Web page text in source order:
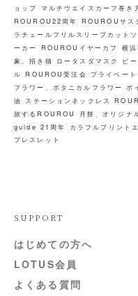
ョップ マルチウエイスカーフ巻き
ROUROU22周年 ROUROUサス
ラチュールフリルスリーブカット
ーカー ROUROUイヤーカフ 横
象、招き猫 ロータスダマスク ビ
ル ROUROU受注会 プライベート
フラワー、ボタニカルフラワー ポ
油 ステーションネックレス
旅するROUROU
月餅、オリジナ
guide 21周年 カラフルプリント
ブレスレット
SUPPORT
はじめての方へ
LOTUS会員
よくある質問